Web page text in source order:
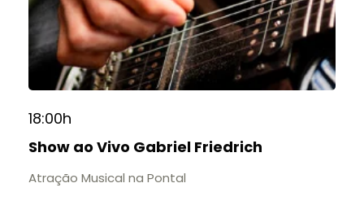
histórias e marcos que evidenciam sua
contribuição para a educação, a cultura e a
formação de gerações.
📍 Casarão Julius Arp
📅 Até 30 de setembro
11h às 17h
🎟️ Entrada gratuita.
18:00h
Show ao Vivo Gabriel Friedrich
Atração Musical na Pontal